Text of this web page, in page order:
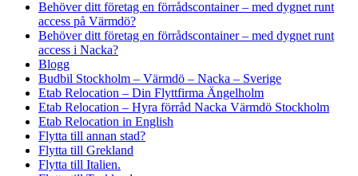
Behöver ditt företag en förrådscontainer – med dygnet runt
access på Värmdö?
Behöver ditt företag en förrådscontainer – med dygnet runt
access i Nacka?
Blogg
Budbil Stockholm – Värmdö – Nacka – Sverige
Etab Relocation – Din Flyttfirma Ängelholm
Etab Relocation – Hyra förråd Nacka Värmdö Stockholm
Etab Relocation in English
Flytta till annan stad?
Flytta till Grekland
Flytta till Italien.